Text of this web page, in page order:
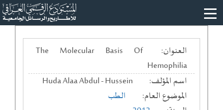
العنوان:
The Molecular Basis Of
Hemophilia
اسم المؤلف:
Huda Alaa Abdul - Hussein
الموضوع العام:
الطب